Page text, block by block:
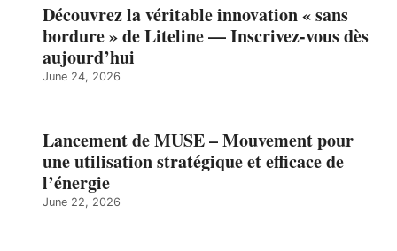
Découvrez la véritable innovation « sans
bordure » de Liteline — Inscrivez-vous dès
aujourd’hui
June 24, 2026
Lancement de MUSE – Mouvement pour
une utilisation stratégique et efficace de
l’énergie
June 22, 2026